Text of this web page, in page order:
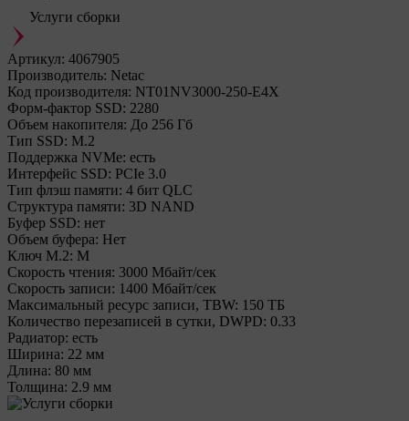
Услуги сборки
Артикул: 4067905
Производитель: Netac
Код производителя: NT01NV3000-250-E4X
Форм-фактор SSD: 2280
Объем накопителя: До 256 Гб
Тип SSD: М.2
Поддержка NVMe: есть
Интерфейс SSD: PCIe 3.0
Тип флэш памяти: 4 бит QLC
Структура памяти: 3D NAND
Буфер SSD: нет
Объем буфера: Нет
Ключ M.2: M
Cкорость чтения: 3000 Мбайт/сек
Cкорость записи: 1400 Мбайт/сек
Максимальный ресурс записи, TBW: 150 ТБ
Количество перезаписей в сутки, DWPD: 0.33
Радиатор: есть
Ширина: 22 мм
Длина: 80 мм
Толщина: 2.9 мм